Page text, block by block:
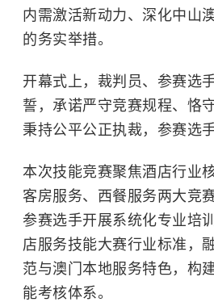
内需激活新动力、深化中山
的务实举措。
开幕式上，裁判员、参赛选
誓，承诺严守竞赛规程、恪
秉持公平公正执裁，参赛选
本次技能竞赛聚焦酒店行业
客房服务、西餐服务两大竞
参赛选手开展系统化专业培
店服务技能大赛行业标准，
范与澳门本地服务特色，构
能考核体系。